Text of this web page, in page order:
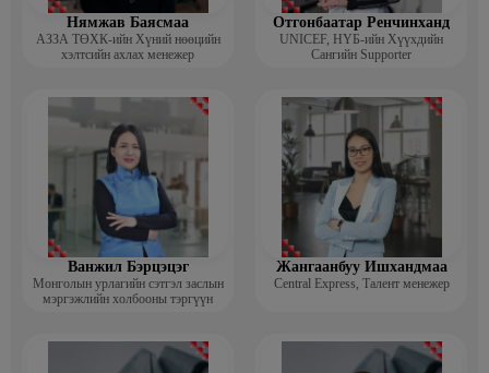
Нямжав Баясмаа
АЗЗА ТӨХК-ийн Хүний нөөцийн
хэлтсийн ахлах менежер
Отгонбаатар Ренчинханд
UNIСЕF, НҮБ-ийн Хүүхдийн
Сангийн Supporter
Ванжил Бэрцэцэг
Монголын урлагийн сэтгэл заслын
мэргэжлийн холбооны тэргүүн
Жангаанбуу Ишхандмаа
Central Express, Талент менежер